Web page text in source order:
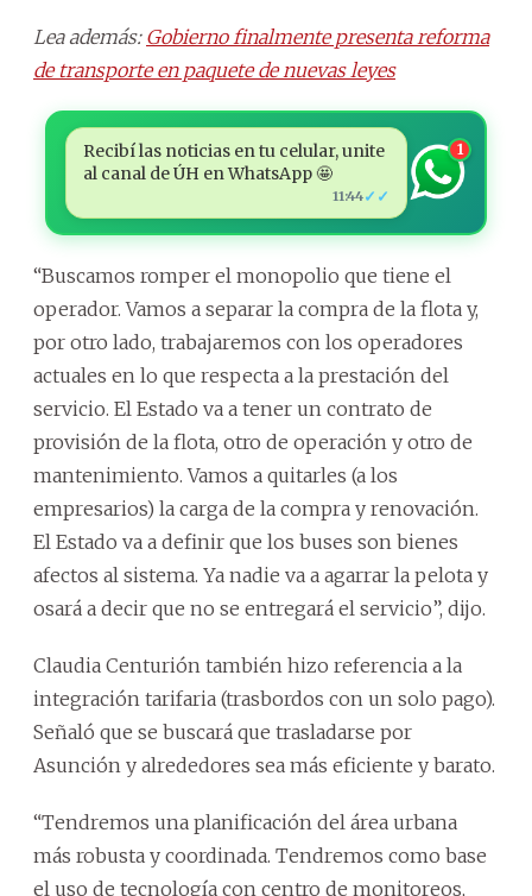
Lea además: Gobierno finalmente presenta reforma
de transporte en paquete de nuevas leyes
Recibí las noticias en tu celular, unite
al canal de ÚH en WhatsApp 🤩
11:44✓✓
1
“Buscamos romper el monopolio que tiene el
operador. Vamos a separar la compra de la flota y,
por otro lado, trabajaremos con los operadores
actuales en lo que respecta a la prestación del
servicio. El Estado va a tener un contrato de
provisión de la flota, otro de operación y otro de
mantenimiento. Vamos a quitarles (a los
empresarios) la carga de la compra y renovación.
El Estado va a definir que los buses son bienes
afectos al sistema. Ya nadie va a agarrar la pelota y
osará a decir que no se entregará el servicio”, dijo.
Claudia Centurión también hizo referencia a la
integración tarifaria (trasbordos con un solo pago).
Señaló que se buscará que trasladarse por
Asunción y alrededores sea más eficiente y barato.
“Tendremos una planificación del área urbana
más robusta y coordinada. Tendremos como base
el uso de tecnología con centro de monitoreos,